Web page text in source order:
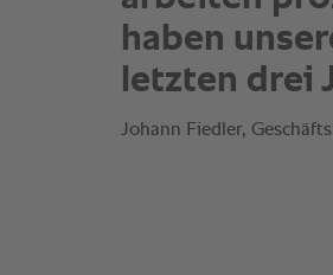
haben
letzten drei
Johann Fiedler,